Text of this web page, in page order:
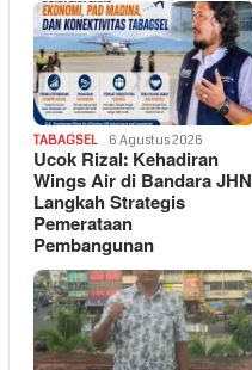
TABAGSEL 6 Agustus 2026
Ucok Rizal: Kehadiran
Wings Air di Bandara JHN
Langkah Strategis
Pemerataan
Pembangunan